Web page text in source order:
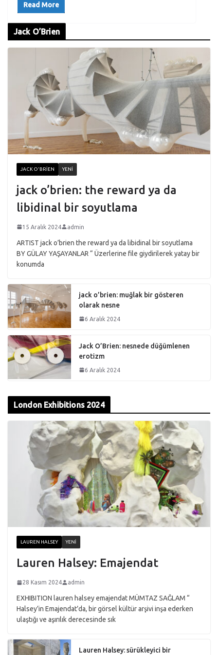
Read More
Jack O’Brien
JACK O'BRIEN YENI
jack o’brien: the reward ya da
libidinal bir soyutlama
15 Aralık 2024 admin
ARTIST jack o’brien the reward ya da libidinal bir soyutlama
BY GÜLAY YAŞAYANLAR “ Üzerlerine file giydirilerek yatay bir
konumda
jack o’brien: muğlak bir gösteren
olarak nesne
6 Aralık 2024
Jack O’Brien: nesnede düğümlenen
erotizm
6 Aralık 2024
London Exhibitions 2024
LAUREN HALSEY YENI
Lauren Halsey: Emajendat
28 Kasım 2024 admin
EXHIBITION lauren halsey emajendat MÜMTAZ SAĞLAM “
Halsey’in Emajendat’da, bir görsel kültür arşivi inşa ederken
ulaştığı ve aşırılık derecesinde sık
Lauren Halsey: sürükleyici bir